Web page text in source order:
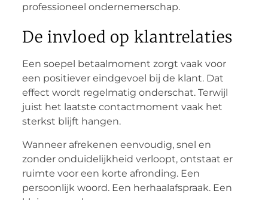
professioneel ondernemerschap.
De invloed op klantrelaties
Een soepel betaalmoment zorgt vaak voor
een positiever eindgevoel bij de klant. Dat
effect wordt regelmatig onderschat. Terwijl
juist het laatste contactmoment vaak het
sterkst blijft hangen.
Wanneer afrekenen eenvoudig, snel en
zonder onduidelijkheid verloopt, ontstaat er
ruimte voor een korte afronding. Een
persoonlijk woord. Een herhaalafspraak. Een